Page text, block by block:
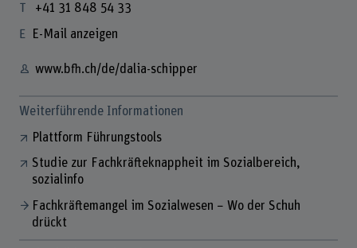
+41 31 848 54 33
E-Mail anzeigen
www.bfh.ch/de/dalia-schipper
Weiterführende Informationen
Plattform Führungstools
Studie zur Fachkräfteknappheit im Sozialbereich,
sozialinfo
Fachkräftemangel im Sozialwesen − Wo der Schuh
drückt